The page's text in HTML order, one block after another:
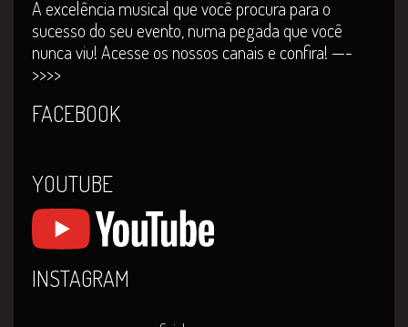
A excelência musical que você procura para o
sucesso do seu evento, numa pegada que você
nunca viu! Acesse os nossos canais e confira! —-
>>>>
FACEBOOK
YOUTUBE
INSTAGRAM